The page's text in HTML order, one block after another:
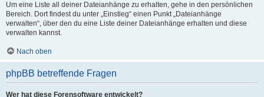
Um eine Liste all deiner Dateianhänge zu erhalten, gehe in den persönlichen
Bereich. Dort findest du unter „Einstieg“ einen Punkt „Dateianhänge
verwalten“, über den du eine Liste deiner Dateianhänge erhalten und diese
verwalten kannst.
Nach oben
phpBB betreffende Fragen
Wer hat diese Forensoftware entwickelt?